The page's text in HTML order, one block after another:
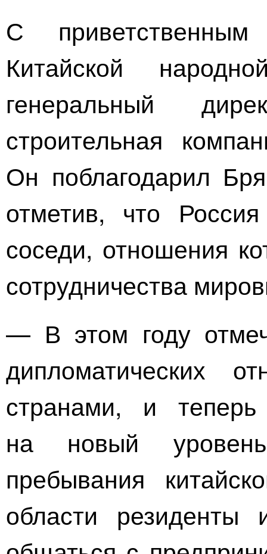
С
Китайской
генеральный
строительная
Он поблагодарил
отметив, что
соседи, отношения
сотрудничества
— В этом году
дипломатических
странами, и
на новый
пребывания
области резиденты